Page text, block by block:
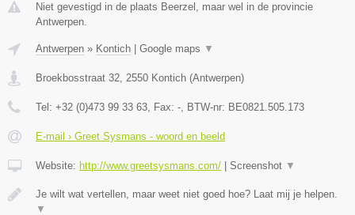
Niet gevestigd in de plaats Beerzel, maar wel in de provincie
Antwerpen.
Antwerpen » Kontich Google maps ▼
Broekbosstraat 32, 2550 Kontich (Antwerpen)
Tel: +32 (0)473 99 33 63, Fax: -, BTW-nr: BE0821.505.173
E-mail › Greet Sysmans - woord en beeld
Website: http://www.greetsysmans.com/ Screenshot ▼
Je wilt wat vertellen, maar weet niet goed hoe? Laat mij je helpen.
▼